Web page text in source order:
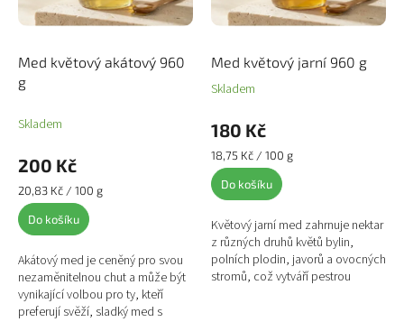
Med květový akátový 960
g
Skladem
200 Kč
Měrná
cena:
20,83 Kč / 100 g
Do košíku
Akátový med je ceněný pro svou
nezaměnitelnou chut a může být
vynikající volbou pro ty, kteří
preferují svěží, sladký med s
Med květový jarní 960 g
Skladem
180 Kč
Měrná
cena:
18,75 Kč / 100 g
Do košíku
Květový jarní med zahrnuje nektar
z různých druhů květů bylin,
polních plodin, javorů a ovocných
stromů, což vytváří pestrou